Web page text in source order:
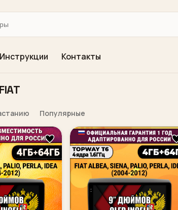
Инструкции Контакты
Популярные